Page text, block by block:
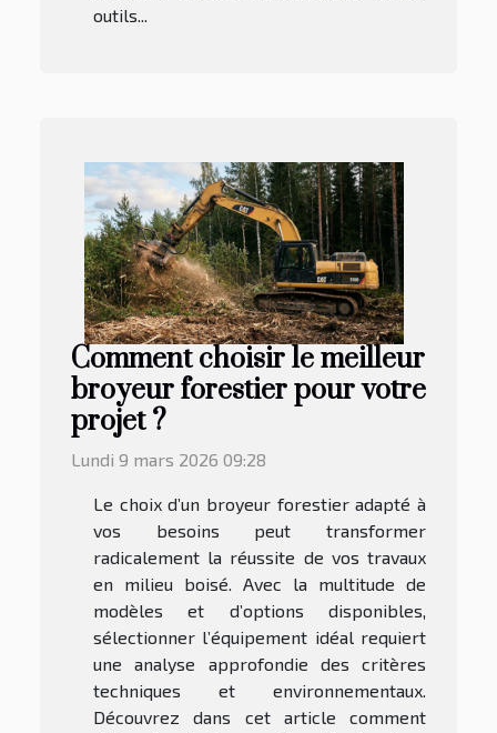
outils...
Comment choisir le meilleur
broyeur forestier pour votre
projet ?
Lundi 9 mars 2026 09:28
Le choix d’un broyeur forestier adapté à
vos besoins peut transformer
radicalement la réussite de vos travaux
en milieu boisé. Avec la multitude de
modèles et d’options disponibles,
sélectionner l’équipement idéal requiert
une analyse approfondie des critères
techniques et environnementaux.
Découvrez dans cet article comment